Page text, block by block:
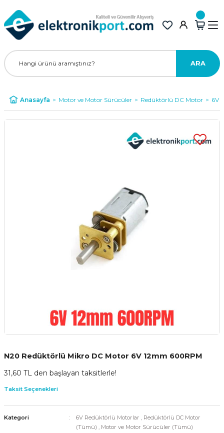
ARA
Anasayfa Motor ve Motor Sürücüler Redüktörlü DC Motor 6V
N20 Redüktörlü Mikro DC Motor 6V 12mm 600RPM
31,60 TL den başlayan taksitlerle!
Taksit Seçenekleri
Kategori 6V Redüktörlü Motorlar , Redüktörlü DC Motor
(Tümü) , Motor ve Motor Sürücüler (Tümü)